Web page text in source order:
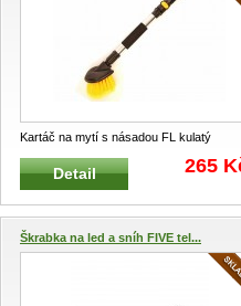
Kartáč na mytí s násadou FL kulatý
průtokový Speciální kartáč na myt...
Detail 265
Škrabka na led a sníh FIVE tel...